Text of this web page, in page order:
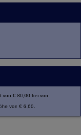
von € 80,00 frei von
von € 6,60.